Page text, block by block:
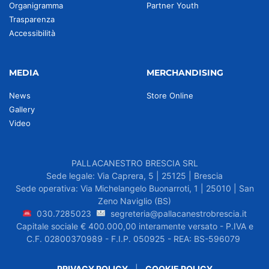
Organigramma
Trasparenza
Accessibilità
Partner Youth
MEDIA
News
Gallery
Video
MERCHANDISING
Store Online
PALLACANESTRO BRESCIA SRL
Sede legale: Via Caprera, 5 | 25125 | Brescia
Sede operativa: Via Michelangelo Buonarroti, 1 | 25010 | San
Zeno Naviglio (BS)
030.7285023
segreteria@pallacanestrobrescia.it
Capitale sociale € 400.000,00 interamente versato - P.IVA e
C.F. 02800370989 - F.I.P. 050925 - REA: BS-596079